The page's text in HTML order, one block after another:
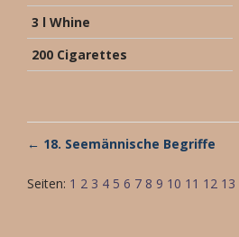
3 l Whine
200 Cigarettes
← 18. Seemännische Begriffe
Seiten: 1 2 3 4 5 6 7 8 9 10 11 12 13